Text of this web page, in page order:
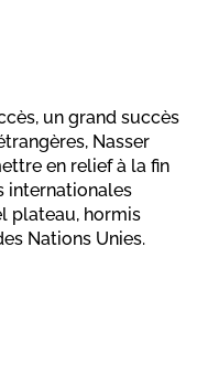
un grand succès
Nasser
en relief à la fin
internationales
plateau, hormis
Nations Unies.